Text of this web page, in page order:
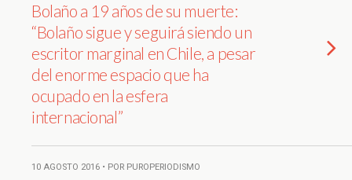
Bolaño a 19 años de su muerte:
“Bolaño sigue y seguirá siendo un
escritor marginal en Chile, a pesar
del enorme espacio que ha
ocupado en la esfera
internacional”
10 AGOSTO 2016 • POR PUROPERIODISMO